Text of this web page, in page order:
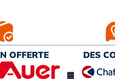
OFFERTE
D’ACHAT
DES